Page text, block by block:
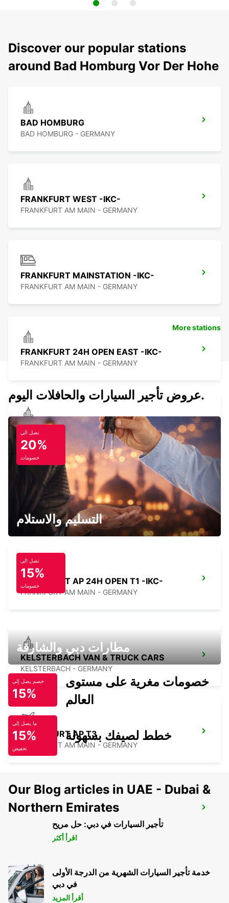
Discover our popular stations
around Bad Homburg Vor Der Hohe
BAD HOMBURG
BAD HOMBURG - GERMANY
FRANKFURT WEST -IKC-
FRANKFURT AM MAIN - GERMANY
FRANKFURT MAINSTATION -IKC-
FRANKFURT AM MAIN - GERMANY
FRANKFURT 24H OPEN EAST -IKC-
FRANKFURT AM MAIN - GERMANY
FRIEDBERG NO TRUCKS
FRIEDBERG - GERMANY
OFFENBACH MAIN
OFFENBACH - GERMANY
FRANKFURT AP 24H OPEN T1 -IKC-
FRANKFURT AM MAIN - GERMANY
KELSTERBACH VAN & TRUCK CARS
KELSTERBACH - GERMANY
FRANKFURT AP T3
FRANKFURT AM MAIN - GERMANY
HANAU
HANAU - GERMANY
More stations
عروض تأجير السيارات والحافلات اليوم.
تصل الى
20%
خصومات
التسليم والاستلام
تصل الى
15%
خصومات
مطارات دبي والشارقة
خصم يصل إلى
15%
خصومات مغرية على مستوى
العالم
ما يصل إلى
15%
تخفيض
خطط لصيفك بسهولة
Our Blog articles in UAE - Dubai &
Northern Emirates
تأجير السيارات في دبي: حل مريح
اقرأ أكثر
خدمة تأجير السيارات الشهرية من الدرجة الأولى
في دبي
أقرأ المزيد